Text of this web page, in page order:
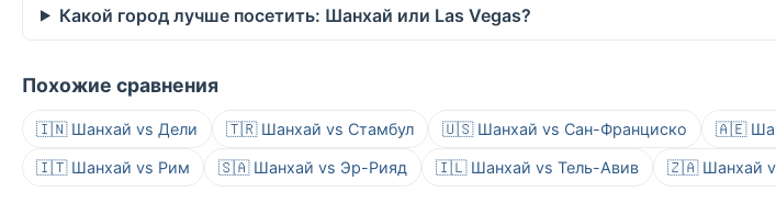
Какой город лучше посетить: Шанхай или Las Vegas?
Похожие сравнения
🇮🇳 Шанхай vs Дели 🇹🇷 Шанхай vs Стамбул 🇺🇸 Шанхай vs Сан-Франциско 🇦🇪
🇮🇹 Шанхай vs Рим 🇸🇦 Шанхай vs Эр-Рияд 🇮🇱 Шанхай vs Тель-Авив 🇿🇦 Шанхай